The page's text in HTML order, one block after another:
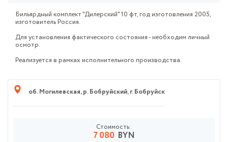
Бильярдный комплект "Дилерский" 10 фт, год изготовления 2005,
изготовитель Россия.
Для установления фактического состояния - необходим личный
осмотр.
Реализуется в рамках исполнительного производства.
об. Могилевская,р. Бобруйский,г. Бобруйск
Стоимость:
7 080 BYN